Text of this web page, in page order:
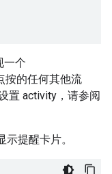
一个
按的任何其他流
置 activity，请参阅
示提醒卡片。